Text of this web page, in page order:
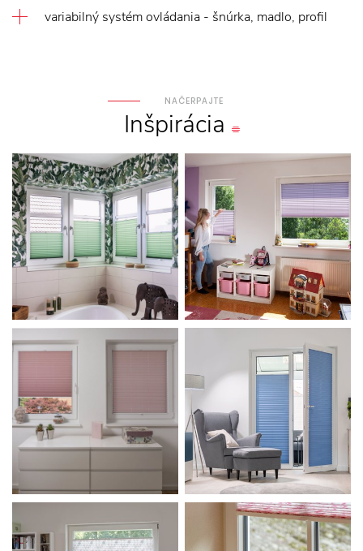
variabilný systém ovládania - šnúrka, madlo, profil
NAČERPAJTE
Inšpirácia